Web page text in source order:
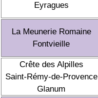
Eyragues
La Meunerie Romaine
Fontvieille
Crête des Alpilles
Saint-Rémy-de-Provence
Glanum